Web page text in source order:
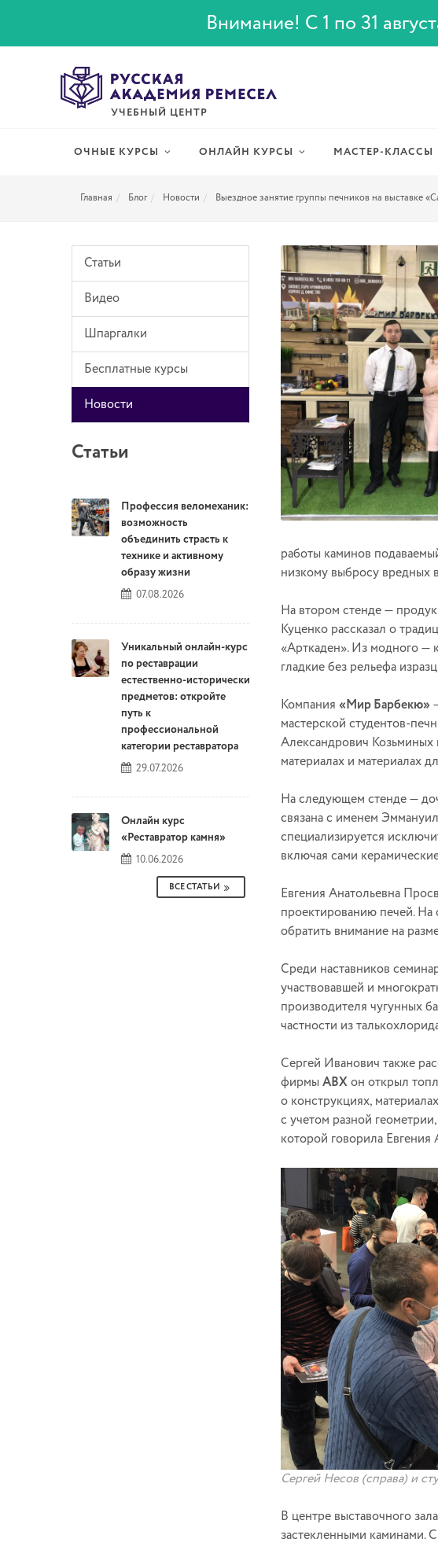
Внимание! С 1 по 31
УЧЕБНЫЙ ЦЕНТР
ОЧНЫЕ КУРСЫ ОНЛАЙН КУРСЫ МАСТЕР-КЛАССЫ
Главная Блог Новости Выездное занятие группы печников на выставке
Статьи
Видео
Шпаргалки
Бесплатные курсы
Новости
Статьи
Профессия веломеханик:
возможность
объединить страсть к
технике и активному
образу жизни
07.08.2026
Уникальный онлайн‑курс
по реставрации
естественно‑исторических
предметов: откройте
путь к
профессиональной
категории реставратора
29.07.2026
Онлайн курс
«Реставратор камня»
10.06.2026
ВСЕ СТАТЬИ
работы каминов
низкому выбросу вредных
На втором стенде —
Куценко рассказал о
«Арткаден». Из модного —
гладкие без рельефа
Компания «Мир Барбекю»
мастерской студентов-
Александрович Козьминых
материалах и материалах
На следующем стенде —
связана с именем
специализируется
включая сами
Евгения Анатольевна
проектированию печей. На
обратить внимание на
Среди наставников
участвовавшей и
производителя чугунных
частности из
Сергей Иванович также
фирмы АВХон открыл
о конструкциях,
с учетом разной
которой говорила Евгения
Сергей Несов (справа) и
В центре выставочного
застекленными каминами.